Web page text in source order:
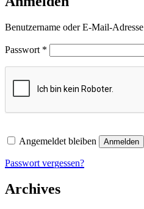
Benutzername oder E-Mail-Adresse
Passwort *
Angemeldet bleiben Anmelden
Passwort vergessen?
Archives